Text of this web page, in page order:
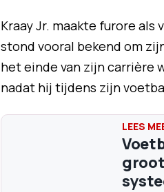
Kraay Jr. maakte furore
stond vooral bekend om
het einde van zijn carrière
nadat hij tijdens zijn